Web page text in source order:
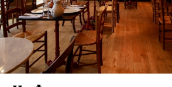
Шесть лет назад Анна
директора PR и GR
ради карьеры пекаря.